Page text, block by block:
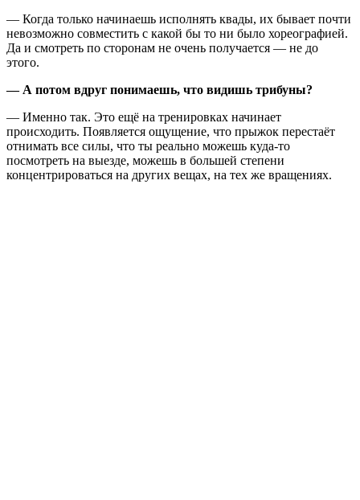
— Когда только начинаешь исполнять квады, их бывает почти
невозможно совместить с какой бы то ни было хореографией.
Да и смотреть по сторонам не очень получается — не до
этого.
— А потом вдруг понимаешь, что видишь трибуны?
— Именно так. Это ещё на тренировках начинает
происходить. Появляется ощущение, что прыжок перестаёт
отнимать все силы, что ты реально можешь куда-то
посмотреть на выезде, можешь в большей степени
концентрироваться на других вещах, на тех же вращениях.